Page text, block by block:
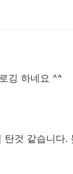
깅 하네요 ^^
것 같습니다.